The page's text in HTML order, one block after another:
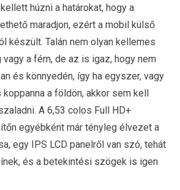
húzni a határokat, hogy a
maradjon, ezért a mobil külső
készült. Talán nem olyan kellemes
vagy a fém, de az is igaz, hogy nem
és könnyedén, így ha egyszer, vagy
a földön, akkor sem kell
A 6,53 colos Full HD+
egyébként már tényleg élvezet a
egy IPS LCD panelről van szó, tehát
és a betekintési szögek is igen